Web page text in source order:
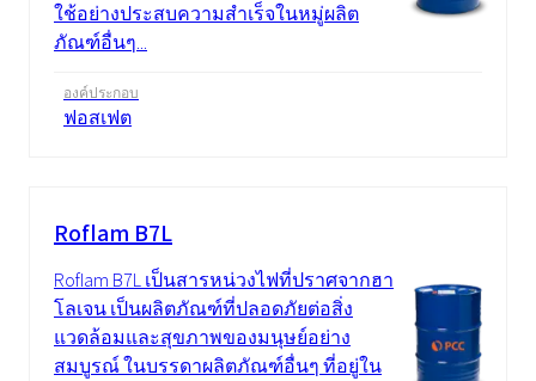
ใช้อย่างประสบความสำเร็จในหมู่ผลิต
ภัณฑ์อื่นๆ...
องค์ประกอบ
ฟอสเฟต
Roflam B7L
Roflam B7L เป็นสารหน่วงไฟที่ปราศจากฮา
โลเจน เป็นผลิตภัณฑ์ที่ปลอดภัยต่อสิ่ง
แวดล้อมและสุขภาพของมนุษย์อย่าง
สมบูรณ์ ในบรรดาผลิตภัณฑ์อื่นๆ ที่อยู่ใน